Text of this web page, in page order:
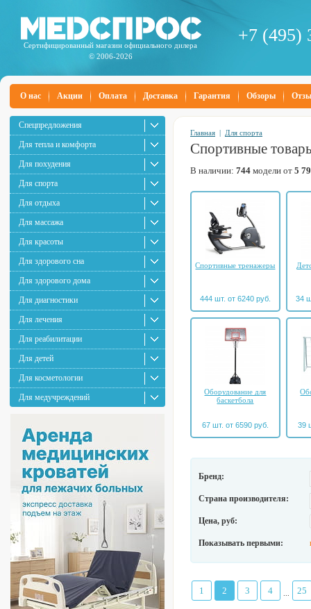
Сертифицированный магазин официального дилера
© 2006-2026
+7 (495)
О нас Акции Оплата Доставка Гарантия Обзоры
Спецпредложения
Для тепла и комфорта
Для похудения
Для спорта
Для отдыха
Для массажа
Для красоты
Для здорового сна
Для здорового дома
Для диагностики
Для лечения
Для реабилитации
Для детей
Для косметологии
Для медучреждений
Главная | Для спорта
Спортивные
В наличии: 744 модели от 5
Спортивные тренажеры
444 шт. от 6240 руб. 34
Оборудование для
баскетбола
67 шт. от 6590 руб. 39
Бренд:
Страна производителя:
Цена, руб:
Показывать первыми:
1 2 3 4 25